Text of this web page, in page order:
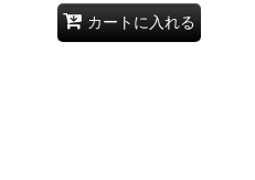
カートに入れる